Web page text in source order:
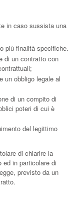
in caso sussista una
più finalità specifiche.
di un contratto con
un obbligo legale al
di un compito di
poteri di cui è
del legittimo
di chiarire la
in particolare di
previsto da un